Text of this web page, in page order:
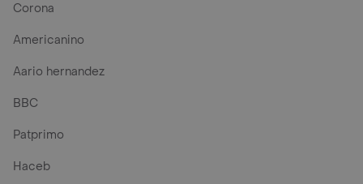
Corona
Americanino
Aario hernandez
BBC
Patprimo
Haceb